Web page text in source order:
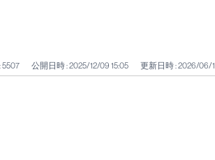
5507 公開日時 : 2025/12/09 15:05 更新日時 : 2026/06/